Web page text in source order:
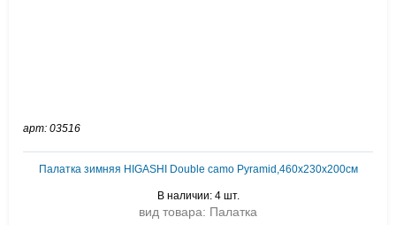
арт: 03516
Палатка зимняя HIGASHI Double camo Pyramid,460х230х200см
В наличии: 4 шт.
вид товара: Палатка